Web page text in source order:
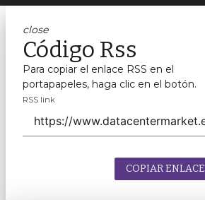
close
Código Rss
Para copiar el enlace RSS en el
portapapeles, haga clic en el botón.
RSS link
COPIAR ENLACE